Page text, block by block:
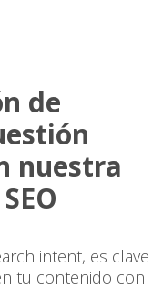
de
nuestra
intent, es clave
tu contenido con